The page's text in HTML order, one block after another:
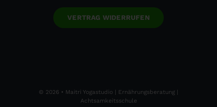
VERTRAG WIDERRUFEN
© 2026 • Maitri Yogastudio | Ernährungsberatung |
Achtsamkeitsschule